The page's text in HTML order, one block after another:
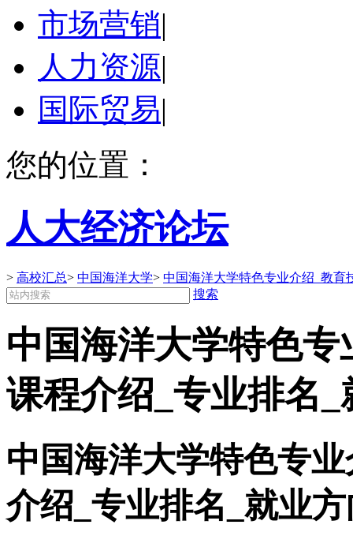
市场营销|
人力资源|
国际贸易|
您的位置：
人大经济论坛
> 高校汇总> 中国海洋大学> 中国海洋大学特色专业介绍_教育
搜索
中国海洋大学特色
课程介绍_专业排名_
中国海洋大学特色专
介绍_专业排名_就业